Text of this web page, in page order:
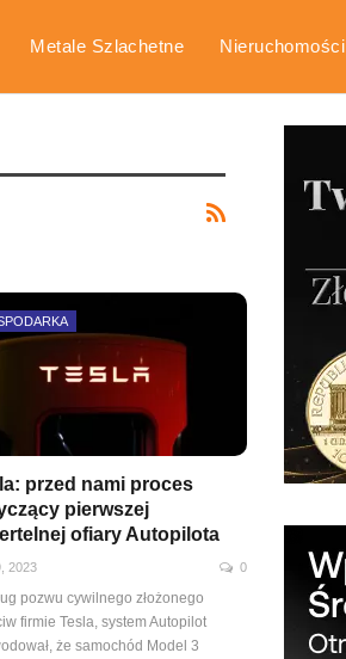
Metale Szlachetne Nieruchomości
przed nami proces
pierwszej
ofiary Autopilota
2023 0
pozwu cywilnego złożonego
firmie Tesla, system Autopilot
że samochód Model 3